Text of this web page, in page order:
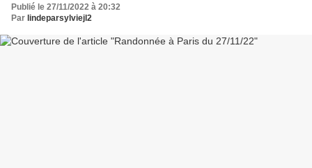
Publié le 27/11/2022 à 20:32
Par lindeparsylviejl2